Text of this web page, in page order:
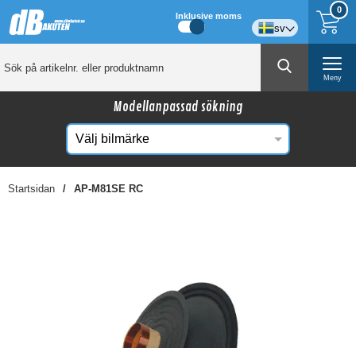
0
Inklusive moms
sv
Meny
Modellanpassad sökning
Startsidan AP-M81SE RC